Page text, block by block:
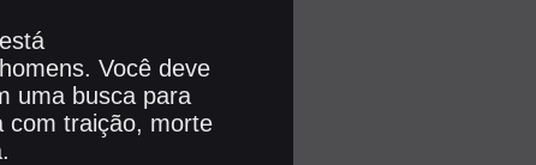
Você deve
uma busca para
com traição, morte